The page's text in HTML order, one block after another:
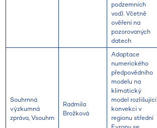
podzemních
vod). Včetně
ověření na
pozorovaných
datech
Souhrnná
výzkumná
zpráva, Vsouhrn
Radmila
Brožková
Adaptace
numerického
předpovědního
modelu na
klimatický
model rozlišující
konvekci v
regionu střední